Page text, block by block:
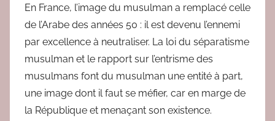
En France, l’image du musulman a remplacé celle
de l’Arabe des années 50 : il est devenu l’ennemi
par excellence à neutraliser. La loi du séparatisme
musulman et le rapport sur l’entrisme des
musulmans font du musulman une entité à part,
une image dont il faut se méfier, car en marge de
la République et menaçant son existence.